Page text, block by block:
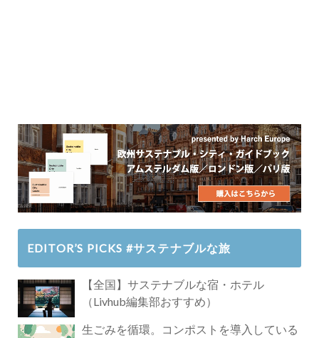
EDITOR’S PICKS #サステナブルな旅
【全国】サステナブルな宿・ホテル
（Livhub編集部おすすめ）
生ごみを循環。コンポストを導入している